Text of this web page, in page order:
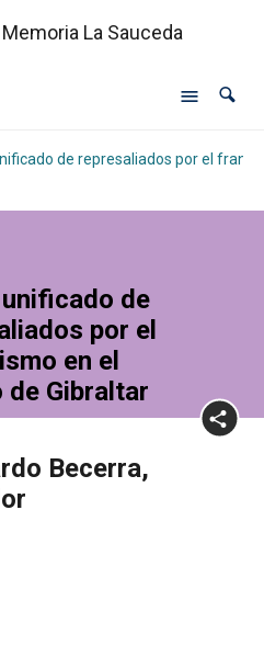
La Sauceda
de represaliados por el
de
por el
en el
de Gibraltar
Becerra,